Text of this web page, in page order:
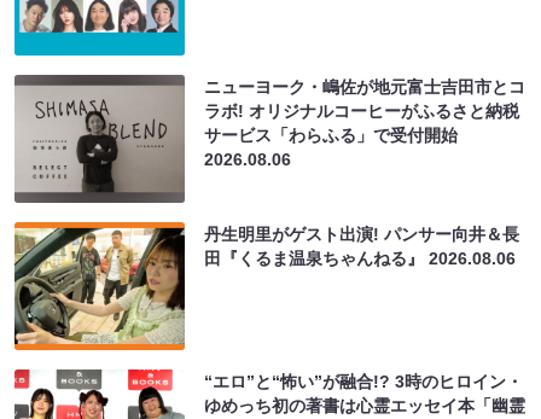
ニューヨーク・嶋佐が地元富士吉田市とコ
ラボ! オリジナルコーヒーがふるさと納税
サービス「わらふる」で受付開始
2026.08.06
丹生明里がゲスト出演! パンサー向井＆長
田『くるま温泉ちゃんねる』2026.08.06
“エロ”と“怖い”が融合!? 3時のヒロイン・
ゆめっち初の著書は心霊エッセイ本「幽霊